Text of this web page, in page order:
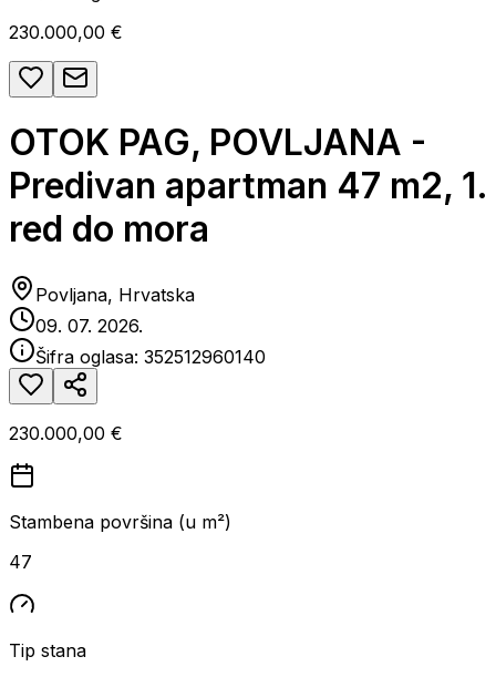
230.000,00 €
OTOK PAG, POVLJANA -
Predivan apartman 47 m2, 1.
red do mora
Povljana, Hrvatska
09. 07. 2026.
Šifra oglasa: 352512960140
230.000,00 €
Stambena površina (u m²)
47
Tip stana